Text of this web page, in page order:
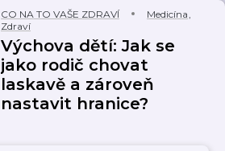
CO NA TO VAŠE ZDRAVÍ Medicína,
Zdraví
Výchova dětí: Jak se
jako rodič chovat
laskavě a zároveň
nastavit hranice?